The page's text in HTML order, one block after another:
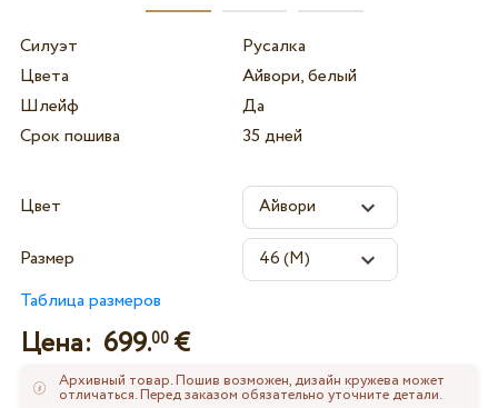
Силуэт
Русалка
Цвета
Айвори, белый
Шлейф
Да
Срок пошива
35 дней
Цвет
Размер
Таблица размеров
Цена: 699.00€
Архивный товар. Пошив возможен, дизайн кружева может
отличаться. Перед заказом обязательно уточните детали.